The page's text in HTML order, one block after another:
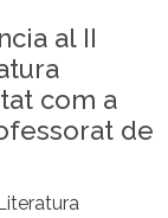
al II
com a
de